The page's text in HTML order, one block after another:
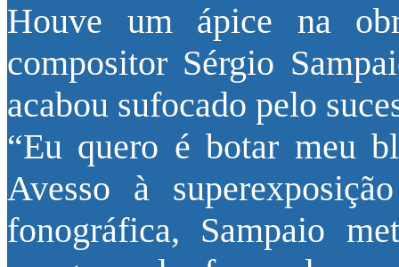
Houve um ápice na
compositor Sérgio
acabou sufocado pelo
“Eu quero é botar meu
Avesso à
fonográfica, Sampaio